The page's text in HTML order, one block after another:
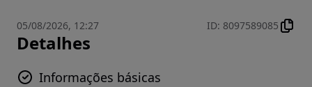
05/08/2026, 12:27 ID: 8097589085
Detalhes
Informações básicas